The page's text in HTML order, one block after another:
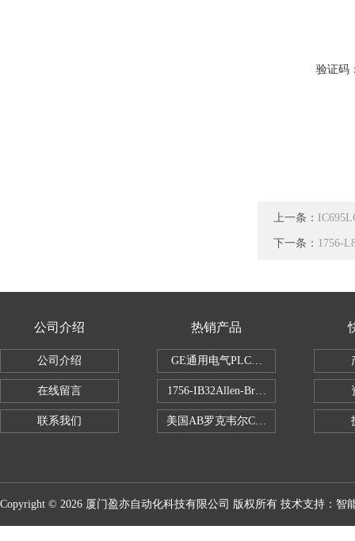
验证码
上一条：
下一条： 1756-
公司介绍
公司介绍
在线留言
联系我们
热销产品
GE通用电气PLC控制器
1756-IB32Allen-Bradley1756IB32数字
美国AB罗克韦尔CPU处理器
Copyright © 2026 厦门盈亦自动化科技有限公司 版权所有 技术支持： 智